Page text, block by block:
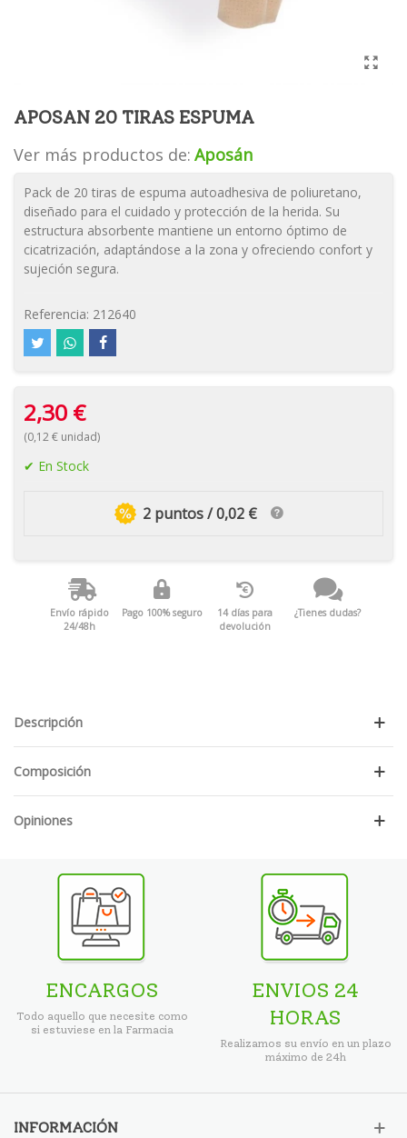
APOSAN 20 TIRAS ESPUMA
Ver más productos de: Aposán
Pack de 20 tiras de espuma autoadhesiva de poliuretano,
diseñado para el cuidado y protección de la herida. Su
estructura absorbente mantiene un entorno óptimo de
cicatrización, adaptándose a la zona y ofreciendo confort y
sujeción segura.
Referencia: 212640
2,30 €
(0,12 € unidad)
En Stock
2 puntos / 0,02 €
Envío rápido
24/48h
Pago 100% seguro
14 días para
devolución
¿Tienes dudas?
Descripción
Composición
Opiniones
ENCARGOS
Todo aquello que necesite como
si estuviese en la Farmacia
ENVIOS 24
HORAS
Realizamos su envío en un plazo
máximo de 24h
INFORMACIÓN